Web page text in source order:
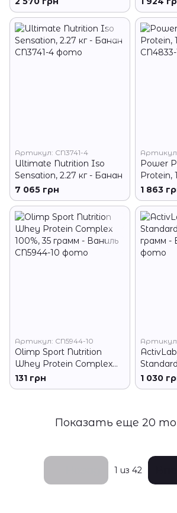
Артикул: CN3741-4
Ultimate Nutrition Iso
Sensation, 2.27 кг - Банан
7 065 грн
Артикул:
Power
Protein,
1 863
Артикул: CN5944-10
Olimp Sport Nutrition
Whey Protein Complex
100%, 35 грамм - Ваниль
131 грн
Артикул:
грамм -
1 030
Показать еще 20
1 из 42